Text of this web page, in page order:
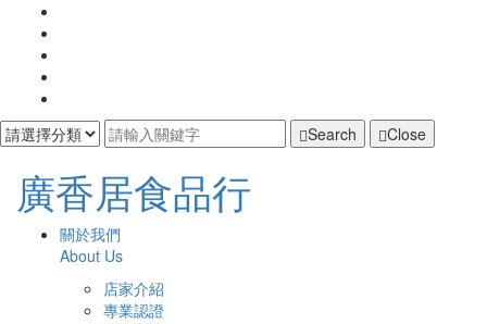
Search Close
廣香居食品行
主 關於我們
About Us
店家介紹
專業認證